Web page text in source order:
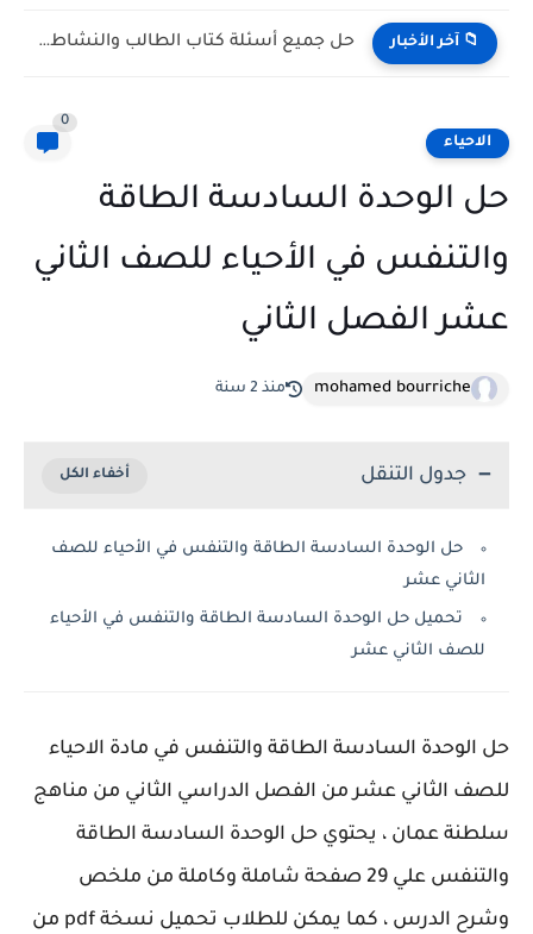
📁 آخر الأخبار حل جميع أسئلة كتاب الطالب والنشاط في الاحياء للصف العاشر...
الاحياء
0
حل الوحدة السادسة الطاقة
والتنفس في الأحياء للصف الثاني
عشر الفصل الثاني
mohamed bourriche منذ 2 سنة
جدول التنقل
حل الوحدة السادسة الطاقة والتنفس في الأحياء للصف
الثاني عشر
تحميل حل الوحدة السادسة الطاقة والتنفس في الأحياء
للصف الثاني عشر
حل الوحدة السادسة الطاقة والتنفس في مادة الاحياء
للصف الثاني عشر من الفصل الدراسي الثاني من مناهج
سلطنة عمان ، يحتوي حل الوحدة السادسة الطاقة
والتنفس علي 29 صفحة شاملة وكاملة من ملخص
وشرح الدرس ، كما يمكن للطلاب تحميل نسخة pdf من